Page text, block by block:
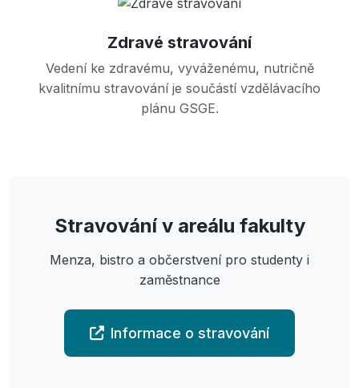
Zdravé stravování
Vedení ke zdravému, vyváženému, nutričně
kvalitnímu stravování je součástí vzdělávacího
plánu GSGE.
Stravování v areálu fakulty
Menza, bistro a občerstvení pro studenty i
zaměstnance
Informace o stravování